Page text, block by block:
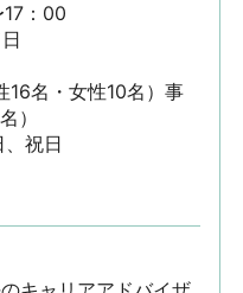
17：00
名・女性10名）事
）
祝日